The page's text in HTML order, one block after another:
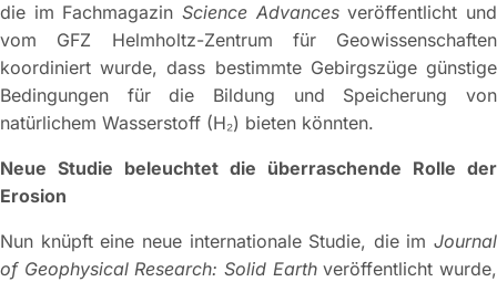
die im Fachmagazin Science Advancesveröffentlicht und
vom GFZ Helmholtz-Zentrum für Geowissenschaften
koordiniert wurde, dass bestimmte Gebirgszüge günstige
Bedingungen für die Bildung und Speicherung von
natürlichem Wasserstoff (H₂) bieten könnten.
Neue Studie beleuchtet die überraschende Rolle der
Erosion
Nun knüpft eine neue internationale Studie, die im Journal
of Geophysical Research: Solid Earthveröffentlicht wurde,